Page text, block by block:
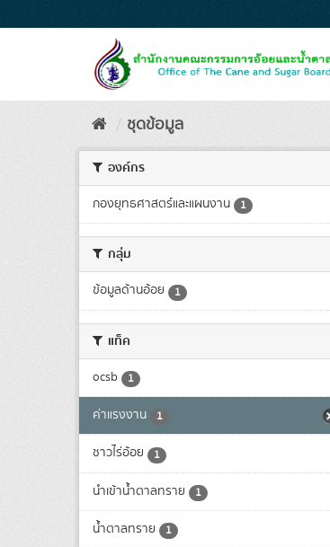
to
ชุดข้อมูล
องค์กร
กองยุทธศาสตร์และแผนงาน 1
กลุ่ม
ข้อมูลด้านอ้อย 1
แท็ค
ocsb 1
ค่าแรงงาน 1
ชาวไร่อ้อย 1
นำเข้าน้ำตาลทราย 1
น้ำตาลทราย 1